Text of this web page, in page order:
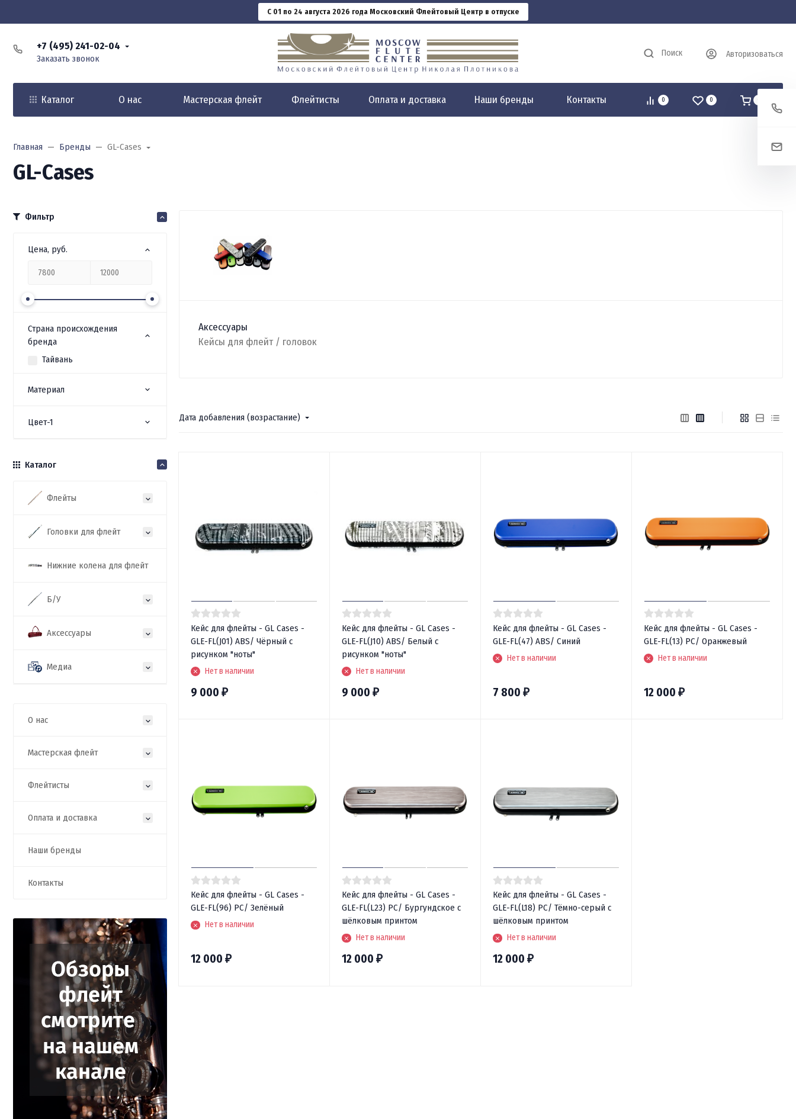
С 01 по 24 августа 2026 года Московский Флейтовый Центр в отпуске
+7 (495) 241-02-04
Заказать звонок
Поиск Авторизоваться
Каталог О нас Мастерская флейт Флейтисты Оплата и доставка Наши бренды Контакты 0 0
Главная Бренды GL-Cases
GL-Cases
Фильтр
Цена, руб.
Страна происхождения
бренда
Тайвань
Материал
Цвет-1
Каталог
Флейты
Головки для флейт
Нижние колена для флейт
Б/У
Аксессуары
Медиа
О нас
Мастерская флейт
Флейтисты
Оплата и доставка
Наши бренды
Контакты
Аксессуары
Кейсы для флейт / головок
Дата добавления (возрастание)
Кейс для флейты - GL Cases -
GLE-FL(J01) ABS/ Чёрный с
рисунком "ноты"
Нет в наличии
9 000 ₽
Кейс для флейты - GL Cases -
GLE-FL(J10) ABS/ Белый с
рисунком "ноты"
Нет в наличии
9 000 ₽
Кейс для флейты - GL Cases -
GLE-FL(47) ABS/ Синий
Нет в наличии
7 800 ₽
Кейс для флейты - GL Cases -
GLE-FL(13) PC/ Оранжевый
Нет в наличии
12 000 ₽
Кейс для флейты - GL Cases -
GLE-FL(96) PC/ Зелёный
Нет в наличии
12 000 ₽
Кейс для флейты - GL Cases -
GLE-FL(L23) PC/ Бургундское с
шёлковым принтом
Нет в наличии
12 000 ₽
Кейс для флейты - GL Cases -
GLE-FL(L18) PC/ Тёмно-серый с
шёлковым принтом
Нет в наличии
12 000 ₽